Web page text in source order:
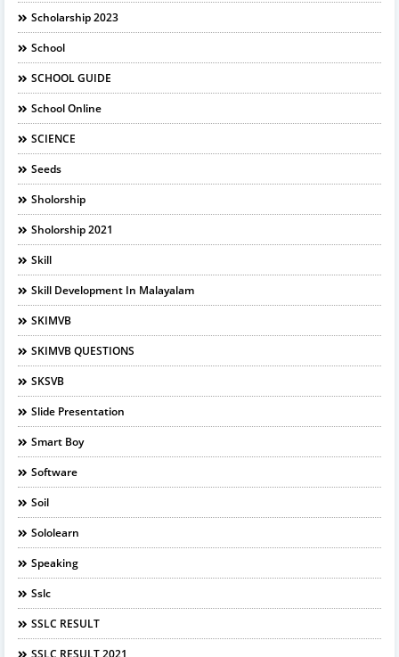
Scholarship 2023
School
SCHOOL GUIDE
School Online
SCIENCE
Seeds
Sholorship
Sholorship 2021
Skill
Skill Development In Malayalam
SKIMVB
SKIMVB QUESTIONS
SKSVB
Slide Presentation
Smart Boy
Software
Soil
Sololearn
Speaking
Sslc
SSLC RESULT